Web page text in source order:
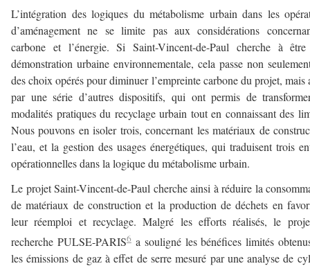
L’intégration des logiques du métabolisme urbain dans les
d’aménagement ne se limite pas aux considérations
carbone et l’énergie. Si Saint-Vincent-de-Paul cherche à
démonstration urbaine environnementale, cela passe non
des choix opérés pour diminuer l’empreinte carbone du projet, mais
par une série d’autres dispositifs, qui ont permis de
modalités pratiques du recyclage urbain tout en connaissant des
Nous pouvons en isoler trois, concernant les matériaux de
l’eau, et la gestion des usages énergétiques, qui traduisent trois
opérationnelles dans la logique du métabolisme urbain.
Le projet Saint-Vincent-de-Paul cherche ainsi à réduire la
de matériaux de construction et la production de déchets en
leur réemploi et recyclage. Malgré les efforts réalisés, le
recherche PULSE-PARIS6a souligné les bénéfices limités
les émissions de gaz à effet de serre mesuré par une analyse de